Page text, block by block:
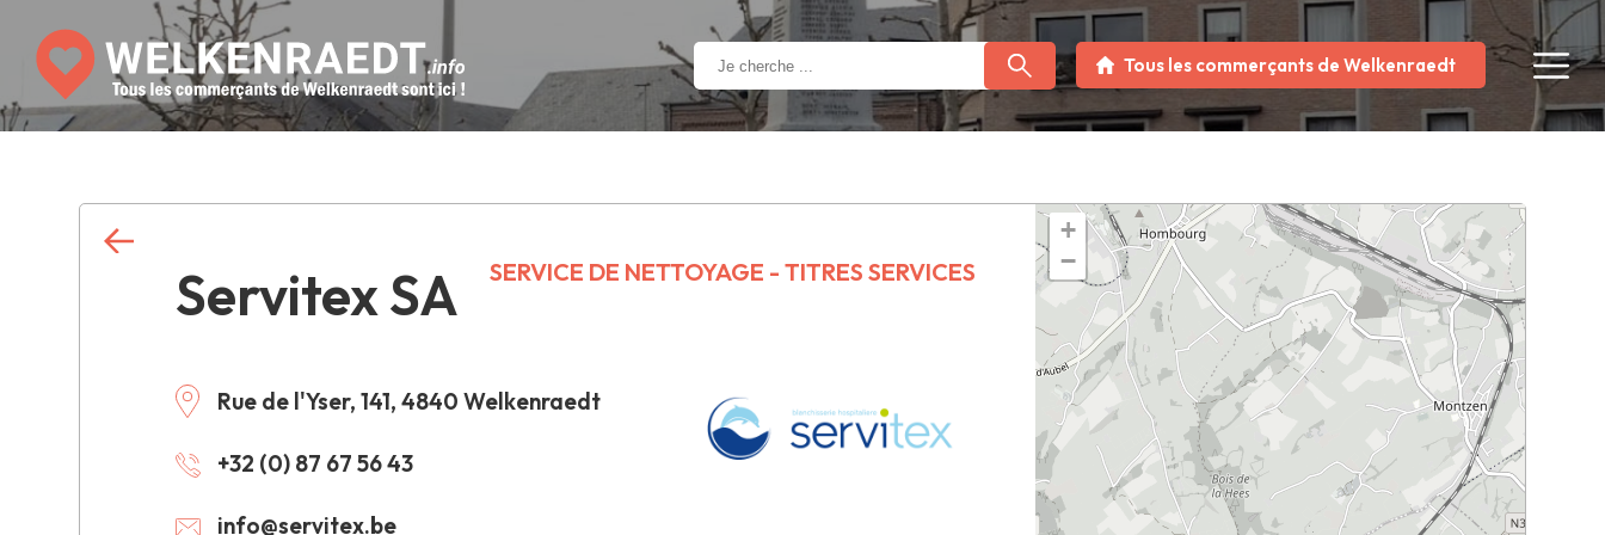
Tous les commerçants de Welkenraedt
Servitex SA
Rue de l'Yser, 141, 4840 Welkenraedt
+32 (0) 87 67 56 43
info@servitex.be
SERVICE DE NETTOYAGE - TITRES SERVICES
+
−